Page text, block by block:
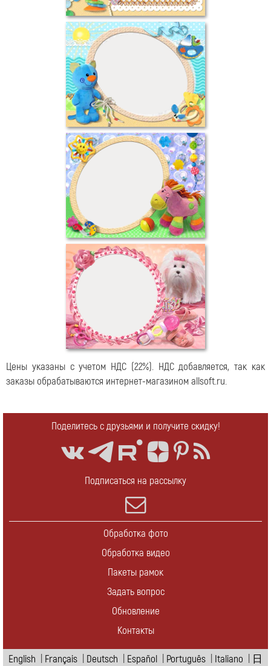
Цены указаны с учетом НДС (22%). НДС добавляется, так как
заказы обрабатываются интернет-магазином allsoft.ru.
Поделитесь с друзьями и получите скидку!
Подписаться на рассылку
Обработка фото
Обработка видео
Пакеты рамок
Задать вопрос
Обновление
Контакты
English Français Deutsch Español Português Italiano
日